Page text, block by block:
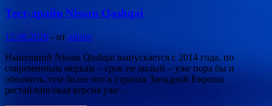
Тест-драйв Nissan Qashqai
12.08.2020 - от admin
Нынешний Nissan Qashqai выпускается с 2014 года, по
современным меркам – срок не малый – уже пора бы и
обновить, тем более что в странах Западной Европы
рестайлинговая версия уже …